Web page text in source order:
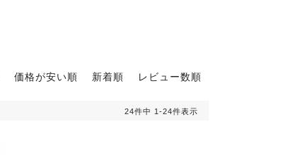
価格が安い順 新着順 レビュー数順
24件中 1 -24件表示